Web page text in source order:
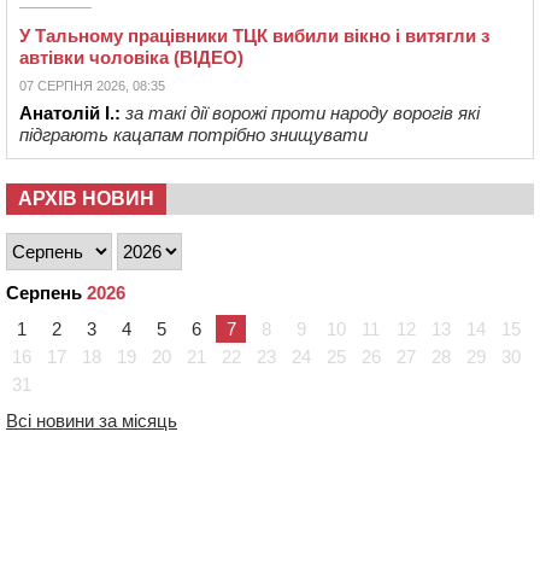
У Тальному працівники ТЦК вибили вікно і витягли з
автівки чоловіка (ВІДЕО)
07 СЕРПНЯ 2026, 08:35
Анатолій І.: за такі дії ворожі проти народу ворогів які
підграють кацапам потрібно знищувати
АРХІВ НОВИН
Серпень 2026
1
2 3 4 5 6 7 8 9 10 11 12 13 14
15
16
17 18 19 20 21 22 23 24 25 26 27 28 29
30
31
Всі новини за місяць